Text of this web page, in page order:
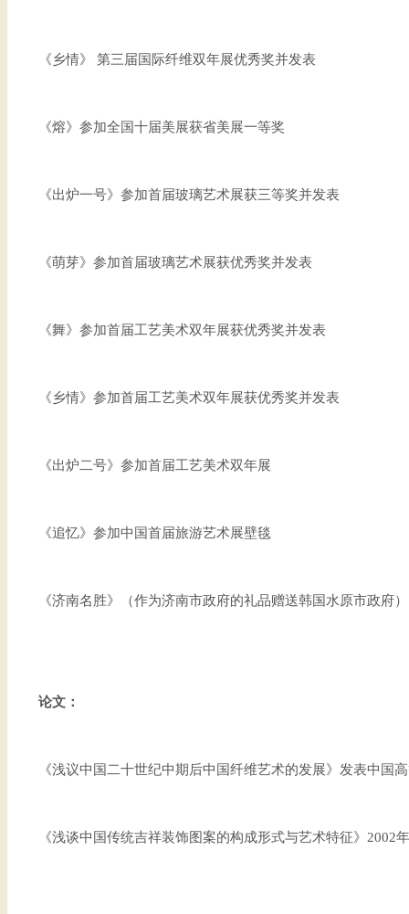
《乡情》 第三届国际纤维双年展优秀奖并发表
《熔》参加全国十届美展获省美展一等奖
《出炉一号》参加首届玻璃艺术展获三等奖并发表
《萌芽》参加首届玻璃艺术展获优秀奖并发表
《舞》参加首届工艺美术双年展获优秀奖并发表
《乡情》参加首届工艺美术双年展获优秀奖并发表
《出炉二号》参加首届工艺美术双年展
《追忆》参加中国首届旅游艺术展壁毯
《济南名胜》（作为济南市政府的礼品赠送韩国水原市政府）
论文：
《浅议中国二十世纪中期后中国纤维艺术的发展》发表中国
《浅谈中国传统吉祥装饰图案的构成形式与艺术特征》